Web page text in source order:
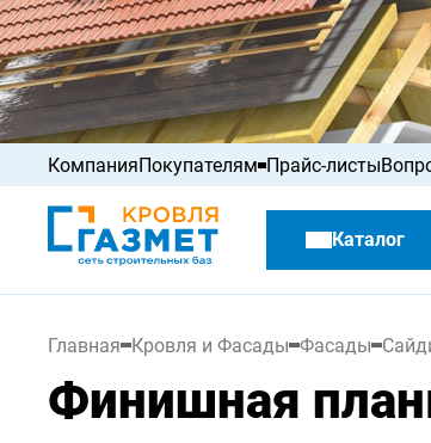
КомпанияПокупателям
Акции
Распродажа
Прайс-листы
Каталог
Главная Кровля и Фасады Фасады
Финишная